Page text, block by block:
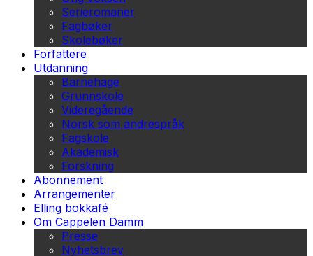
Serieromaner
Fagbøker
Skolebøker
Forfattere
Utdanning
Barnehage
Grunnskole
Videregående
Norsk som andrespråk
Fagskole
Akademisk
Forskning
Abonnement
Arrangementer
Elling bokkafé
Om Cappelen Damm
Presse
Nyhetsbrev